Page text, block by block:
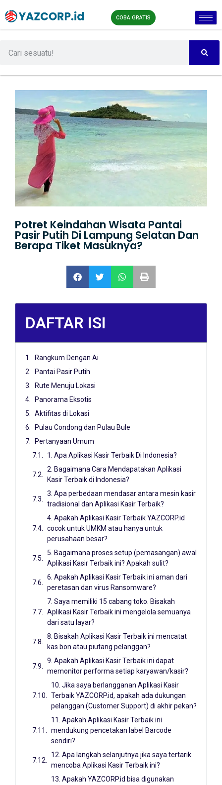
COBA GRATIS
Potret Keindahan Wisata Pantai
Pasir Putih Di Lampung Selatan Dan
Berapa Tiket Masuknya?
DAFTAR ISI
Rangkum Dengan Ai
Pantai Pasir Putih
Rute Menuju Lokasi
Panorama Eksotis
Aktifitas di Lokasi
Pulau Condong dan Pulau Bule
Pertanyaan Umum
1. Apa Aplikasi Kasir Terbaik Di Indonesia?
2. Bagaimana Cara Mendapatakan Aplikasi
Kasir Terbaik di Indonesia?
3. Apa perbedaan mendasar antara mesin kasir
tradisional dan Aplikasi Kasir Terbaik?
4. Apakah Aplikasi Kasir Terbaik YAZCORP.id
cocok untuk UMKM atau hanya untuk
perusahaan besar?
5. Bagaimana proses setup (pemasangan) awal
Aplikasi Kasir Terbaik ini? Apakah sulit?
6. Apakah Aplikasi Kasir Terbaik ini aman dari
peretasan dan virus Ransomware?
7. Saya memiliki 15 cabang toko. Bisakah
Aplikasi Kasir Terbaik ini mengelola semuanya
dari satu layar?
8. Bisakah Aplikasi Kasir Terbaik ini mencatat
kas bon atau piutang pelanggan?
9. Apakah Aplikasi Kasir Terbaik ini dapat
memonitor performa setiap karyawan/kasir?
10. Jika saya berlangganan Aplikasi Kasir
Terbaik YAZCORP.id, apakah ada dukungan
pelanggan (Customer Support) di akhir pekan?
11. Apakah Aplikasi Kasir Terbaik ini
mendukung pencetakan label Barcode
sendiri?
12. Apa langkah selanjutnya jika saya tertarik
mencoba Aplikasi Kasir Terbaik ini?
13. Apakah YAZCORP.id bisa digunakan